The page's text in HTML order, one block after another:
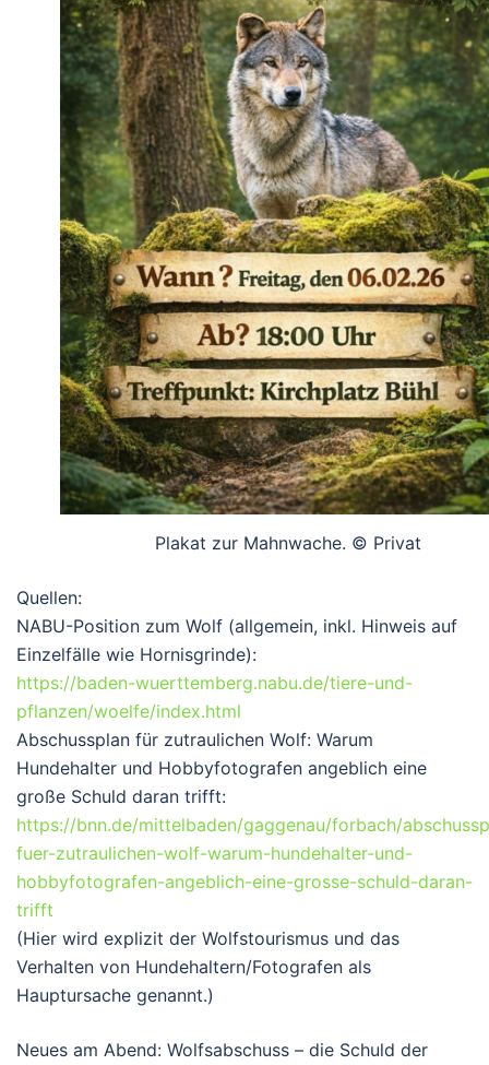
Plakat zur Mahnwache. © Privat
Quellen:
NABU-Position zum Wolf (allgemein, inkl. Hinweis auf
Einzelfälle wie Hornisgrinde):
https://baden-wuerttemberg.nabu.de/tiere-und-
pflanzen/woelfe/index.html
Abschussplan für zutraulichen Wolf: Warum
Hundehalter und Hobbyfotografen angeblich eine
große Schuld daran trifft:
https://bnn.de/mittelbaden/gaggenau/forbach/
fuer-zutraulichen-wolf-warum-hundehalter-und-
hobbyfotografen-angeblich-eine-grosse-schuld-daran-
trifft
(Hier wird explizit der Wolfstourismus und das
Verhalten von Hundehaltern/Fotografen als
Hauptursache genannt.)
Neues am Abend: Wolfsabschuss – die Schuld der